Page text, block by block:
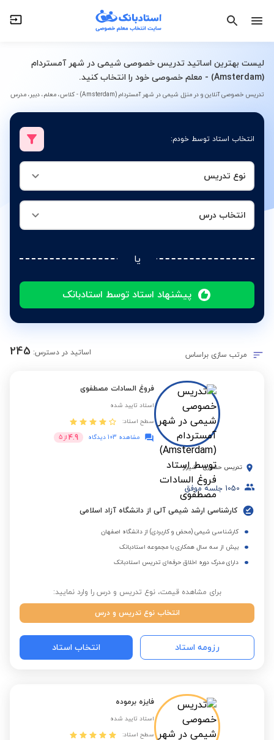
لیست بهترین اساتید تدریس خصوصی شیمی در شهر آمستردام
(Amsterdam) - معلم خصوصی خود را انتخاب کنید.
تدریس خصوصی آنلاین و در منزل شیمی در شهر آمستردام (Amsterdam) - کلاس، معلم، دبیر، مدرس
انتخاب استاد توسط خودم:
نوع تدریس
انتخاب درس
یا
پیشنهاد استاد توسط استادبانک
انتخاب درس
مرتب سازی براساس اساتید در دسترس: 245
فروغ السادات مصطفوی
استاد تایید شده
سطح استاد:
مشاهده 103 دیدگاه
4.9 از 5
تدریس حضوری - شیراز
1050 جلسه موفق
کارشناسی ارشد شیمی آلی از دانشگاه آزاد اسلامی
کارشناسی شیمی (محض و کاربردی) از دانشگاه اصفهان
بیش از سه سال همکاری با مجموعه استادبانک
دارای مدرک دوره اخلاق حرفه‌ای تدریس استادبانک
برای مشاهده قیمت، نوع تدریس و درس را وارد نمایید:
انتخاب نوع تدریس و درس
رزومه استاد انتخاب استاد
فایزه برموده
استاد تایید شده
سطح استاد: